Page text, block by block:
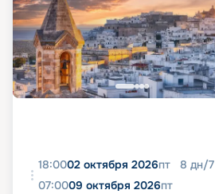
18:0002 октября 2026пт 8 дн/7
07:0009 октября 2026пт